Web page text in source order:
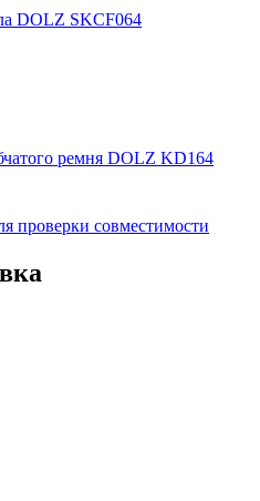
DOLZ SKCF064
ремня DOLZ KD164
проверки совместимости